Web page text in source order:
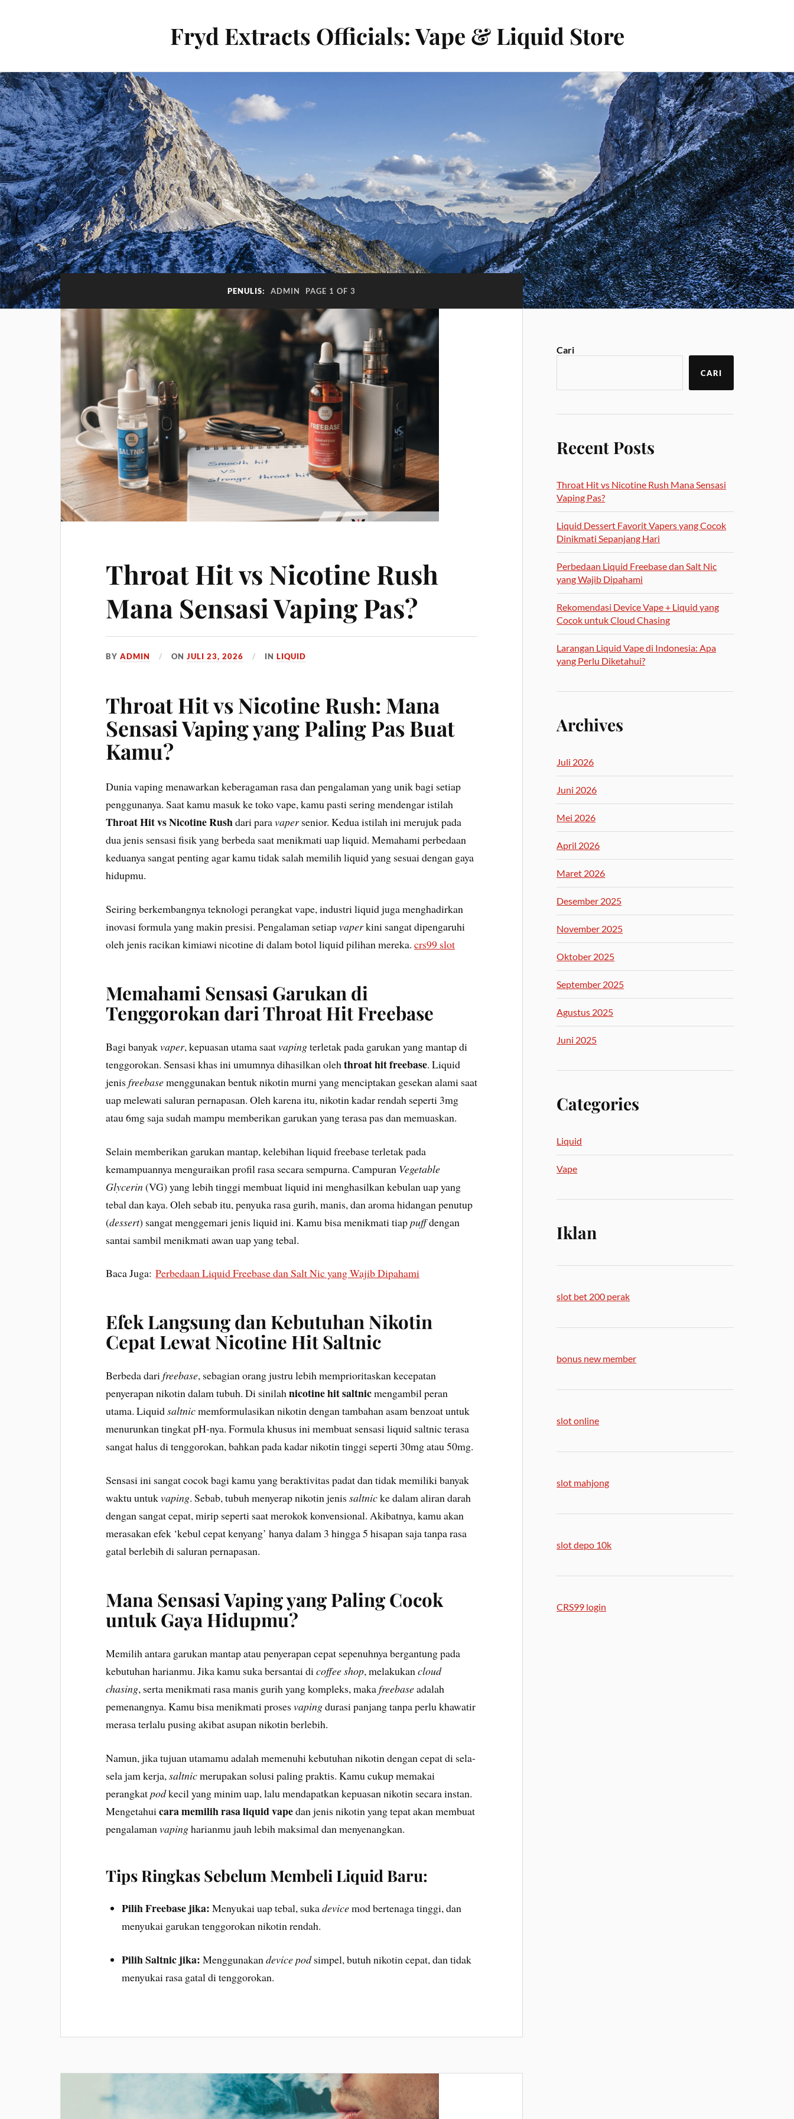
Fryd Extracts Officials: Vape & Liquid Store
PENULIS: ADMIN PAGE 1 OF 3
Throat Hit vs Nicotine Rush
Mana Sensasi Vaping Pas?
BYADMIN ONJULI 23, 2026 INLIQUID
Throat Hit vs Nicotine Rush: Mana
Sensasi Vaping yang Paling Pas Buat
Kamu?
Dunia vaping menawarkan keberagaman rasa dan pengalaman yang unik bagi setiap
penggunanya. Saat kamu masuk ke toko vape, kamu pasti sering mendengar istilah
Throat Hit vs Nicotine Rushdari paravapersenior. Kedua istilah ini merujuk pada
dua jenis sensasi fisik yang berbeda saat menikmati uap liquid. Memahami perbedaan
keduanya sangat penting agar kamu tidak salah memilih liquid yang sesuai dengan gaya
hidupmu.
Seiring berkembangnya teknologi perangkat vape, industri liquid juga menghadirkan
inovasi formula yang makin presisi. Pengalaman setiapvaperkini sangat dipengaruhi
oleh jenis racikan kimiawi nicotine di dalam botol liquid pilihan mereka.crs99 slot
Memahami Sensasi Garukan di
Tenggorokan dari Throat Hit Freebase
Bagi banyakvaper, kepuasan utama saatvapingterletak pada garukan yang mantap di
tenggorokan. Sensasi khas ini umumnya dihasilkan olehthroat hit freebase. Liquid
jenisfreebasemenggunakan bentuk nikotin murni yang menciptakan gesekan alami saat
uap melewati saluran pernapasan. Oleh karena itu, nikotin kadar rendah seperti 3mg
atau 6mg saja sudah mampu memberikan garukan yang terasa pas dan memuaskan.
Selain memberikan garukan mantap, kelebihan liquid freebase terletak pada
kemampuannya menguraikan profil rasa secara sempurna. Campuran Vegetable
Glycerin(VG) yang lebih tinggi membuat liquid ini menghasilkan kebulan uap yang
tebal dan kaya. Oleh sebab itu, penyuka rasa gurih, manis, dan aroma hidangan penutup
(dessert) sangat menggemari jenis liquid ini. Kamu bisa menikmati tiappuffdengan
santai sambil menikmati awan uap yang tebal.
Baca Juga:Perbedaan Liquid Freebase dan Salt Nic yang Wajib Dipahami
Efek Langsung dan Kebutuhan Nikotin
Cepat Lewat Nicotine Hit Saltnic
Berbeda darifreebase, sebagian orang justru lebih memprioritaskan kecepatan
penyerapan nikotin dalam tubuh. Di sinilahnicotine hit saltnicmengambil peran
utama. Liquidsaltnicmemformulasikan nikotin dengan tambahan asam benzoat untuk
menurunkan tingkat pH-nya. Formula khusus ini membuat sensasi liquid saltnic terasa
sangat halus di tenggorokan, bahkan pada kadar nikotin tinggi seperti 30mg atau 50mg.
Sensasi ini sangat cocok bagi kamu yang beraktivitas padat dan tidak memiliki banyak
waktu untukvaping. Sebab, tubuh menyerap nikotin jenissaltnicke dalam aliran darah
dengan sangat cepat, mirip seperti saat merokok konvensional. Akibatnya, kamu akan
merasakan efek ‘kebul cepat kenyang’ hanya dalam 3 hingga 5 hisapan saja tanpa rasa
gatal berlebih di saluran pernapasan.
Mana Sensasi Vaping yang Paling Cocok
untuk Gaya Hidupmu?
Memilih antara garukan mantap atau penyerapan cepat sepenuhnya bergantung pada
kebutuhan harianmu. Jika kamu suka bersantai dicoffee shop, melakukancloud
chasing, serta menikmati rasa manis gurih yang kompleks, makafreebaseadalah
pemenangnya. Kamu bisa menikmati prosesvapingdurasi panjang tanpa perlu khawatir
merasa terlalu pusing akibat asupan nikotin berlebih.
Namun, jika tujuan utamamu adalah memenuhi kebutuhan nikotin dengan cepat di sela-
sela jam kerja,saltnicmerupakan solusi paling praktis. Kamu cukup memakai
perangkatpodkecil yang minim uap, lalu mendapatkan kepuasan nikotin secara instan.
Mengetahuicara memilih rasa liquid vapedan jenis nikotin yang tepat akan membuat
pengalamanvapingharianmu jauh lebih maksimal dan menyenangkan.
Tips Ringkas Sebelum Membeli Liquid Baru:
Pilih Freebase jika: Menyukai uap tebal, sukadevicemod bertenaga tinggi, dan
menyukai garukan tenggorokan nikotin rendah.
Pilih Saltnic jika: Menggunakan device podsimpel, butuh nikotin cepat, dan tidak
menyukai rasa gatal di tenggorokan.
Cari
CARI
Recent Posts
Throat Hit vs Nicotine Rush Mana Sensasi
Vaping Pas?
Liquid Dessert Favorit Vapers yang Cocok
Dinikmati Sepanjang Hari
Perbedaan Liquid Freebase dan Salt Nic
yang Wajib Dipahami
Rekomendasi Device Vape + Liquid yang
Cocok untuk Cloud Chasing
Larangan Liquid Vape di Indonesia: Apa
yang Perlu Diketahui?
Archives
Juli 2026
Juni 2026
Mei 2026
April 2026
Maret 2026
Desember 2025
November 2025
Oktober 2025
September 2025
Agustus 2025
Juni 2025
Categories
Liquid
Vape
Iklan
slot bet 200 perak
bonus new member
slot online
slot mahjong
slot depo 10k
CRS99 login